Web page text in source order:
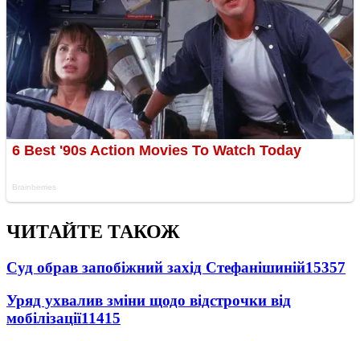
ЧИТАЙТЕ ТАКОЖ
Суд обрав запобіжний захід Стефанішиній15357
Уряд ухвалив зміни щодо відстрочки від
мобілізації11415